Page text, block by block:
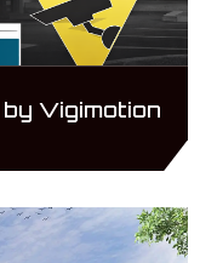
Vigimotion